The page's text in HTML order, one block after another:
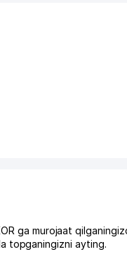
ga murojaat
topganingizni ayting.